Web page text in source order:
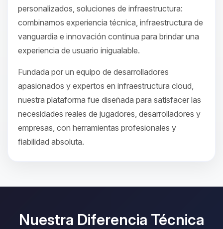
personalizados, soluciones de infraestructura:
combinamos experiencia técnica, infraestructura de
vanguardia e innovación continua para brindar una
experiencia de usuario inigualable.
Fundada por un equipo de desarrolladores
apasionados y expertos en infraestructura cloud,
nuestra plataforma fue diseñada para satisfacer las
necesidades reales de jugadores, desarrolladores y
empresas, con herramientas profesionales y
fiabilidad absoluta.
Nuestra Diferencia Técnica